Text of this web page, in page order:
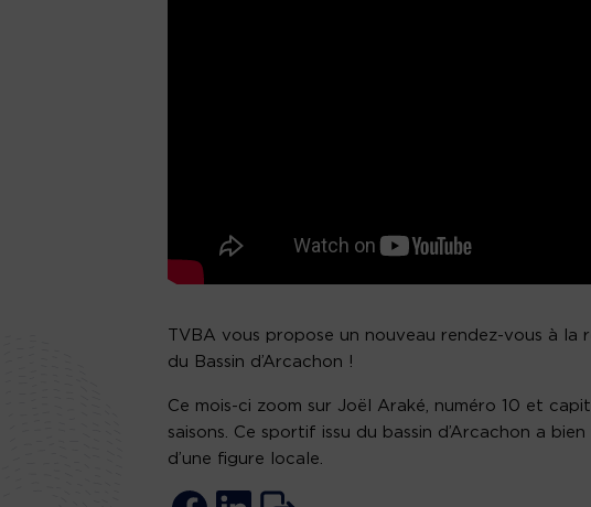
TVBA vous propose un nouveau rendez-vous à
du Bassin d’Arcachon !
Ce mois-ci zoom sur Joël Araké, numéro 10 et
saisons. Ce sportif issu du bassin d’Arcachon a
d’une figure locale.